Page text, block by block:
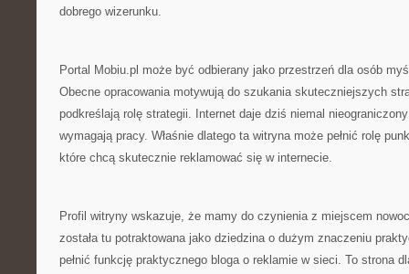
dobrego wizerunku.
Portal Mobiu.pl może być odbierany jako przestrzeń dla osób
Obecne opracowania motywują do szukania skuteczniejszych
podkreślają rolę strategii. Internet daje dziś niemal
wymagają pracy. Właśnie dlatego ta witryna może pełnić rolę
które chcą skutecznie reklamować się w internecie.
Profil witryny wskazuje, że mamy do czynienia z miejscem
została tu potraktowana jako dziedzina o dużym znaczeniu
pełnić funkcję praktycznego bloga o reklamie w sieci. To strona